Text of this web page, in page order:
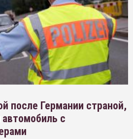
после Германии страной,
с